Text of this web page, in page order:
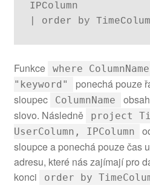
IPColumn
| order by
Funkce
where
"keyword"
ponechá pouze
sloupec
ColumnName
slovo. Následně
project
UserColumn, IPColumn
sloupce a ponechá pouze čas
adresu, které nás zajímají pro
konci
order by